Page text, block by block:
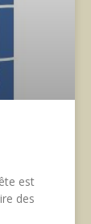
est
des